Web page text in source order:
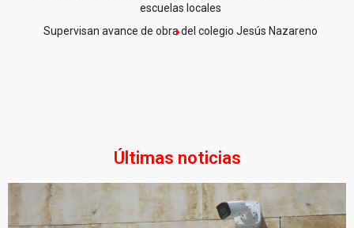
escuelas locales
Supervisan avance de obra del colegio Jesús Nazareno
Últimas noticias